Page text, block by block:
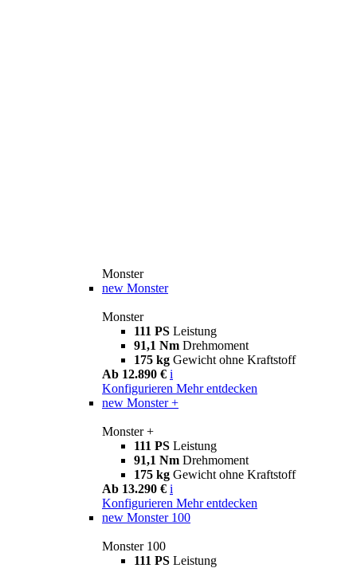
Monster
new Monster
Monster
111 PS Leistung
91,1 Nm Drehmoment
175 kg Gewicht ohne Kraftstoff
Ab 12.890 € i
Konfigurieren Mehr entdecken
new Monster +
Monster +
111 PS Leistung
91,1 Nm Drehmoment
175 kg Gewicht ohne Kraftstoff
Ab 13.290 € i
Konfigurieren Mehr entdecken
new Monster 100
Monster 100
111 PS Leistung